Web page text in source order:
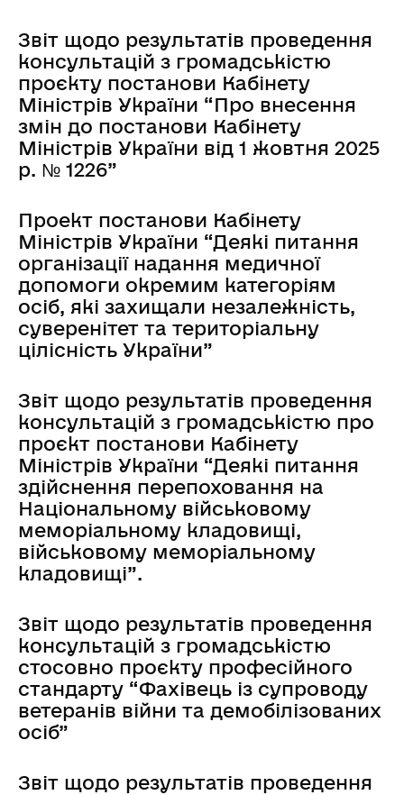
Звіт щодо результатів проведення
консультацій з громадськістю
проєкту постанови Кабінету
Міністрів України “Про внесення
змін до постанови Кабінету
Міністрів України від 1 жовтня 2025
р. № 1226”
Проект постанови Кабінету
Міністрів України “Деякі питання
організації надання медичної
допомоги окремим категоріям
осіб, які захищали незалежність,
суверенітет та територіальну
цілісність України”
Звіт щодо результатів проведення
консультацій з громадськістю про
проєкт постанови Кабінету
Міністрів України “Деякі питання
здійснення перепоховання на
Національному військовому
меморіальному кладовищі,
військовому меморіальному
кладовищі”.
Звіт щодо результатів проведення
консультацій з громадськістю
стосовно проєкту професійного
стандарту “Фахівець із супроводу
ветеранів війни та демобілізованих
осіб”
Звіт щодо результатів проведення